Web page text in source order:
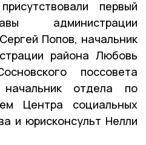
первый
администрации
Попов, начальник
района Любовь
поссовета
отдела по
Центра социальных
и юрисконсульт Нелли